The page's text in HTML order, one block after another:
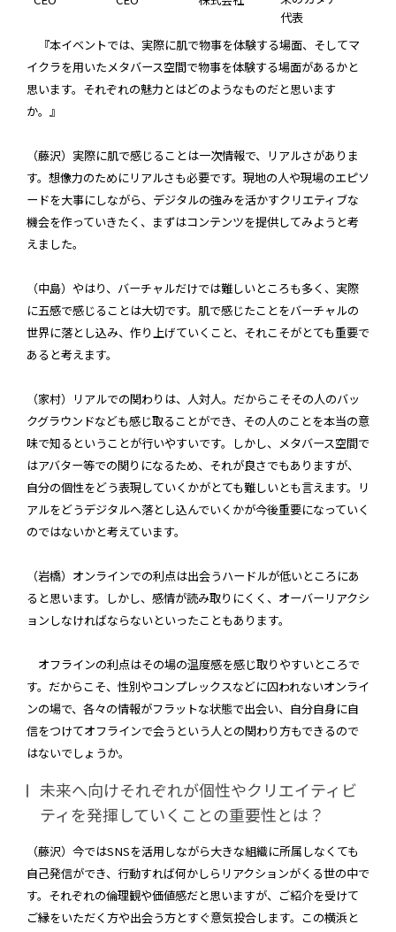
代表
『本イベントでは、実際に肌で物事を体験する場面、そしてマ
イクラを用いたメタバース空間で物事を体験する場面があるかと
思います。それぞれの魅力とはどのようなものだと思います
か。』
（藤沢）実際に肌で感じることは一次情報で、リアルさがありま
す。想像力のためにリアルさも必要です。現地の人や現場のエピソ
ードを大事にしながら、デジタルの強みを活かすクリエティブな
機会を作っていきたく、まずはコンテンツを提供してみようと考
えました。
（中島）やはり、バーチャルだけでは難しいところも多く、実際
に五感で感じることは大切です。肌で感じたことをバーチャルの
世界に落とし込み、作り上げていくこと、それこそがとても重要で
あると考えます。
（家村）リアルでの関わりは、人対人。だからこそその人のバッ
クグラウンドなども感じ取ることができ、その人のことを本当の意
味で知るということが行いやすいです。しかし、メタバース空間で
はアバター等での関りになるため、それが良さでもありますが、
自分の個性をどう表現していくかがとても難しいとも言えます。リ
アルをどうデジタルへ落とし込んでいくかが今後重要になっていく
のではないかと考えています。
（岩橋）オンラインでの利点は出会うハードルが低いところにあ
ると思います。しかし、感情が読み取りにくく、オーバーリアクシ
ョンしなければならないといったこともあります。
オフラインの利点はその場の温度感を感じ取りやすいところで
す。だからこそ、性別やコンプレックスなどに囚われないオンライ
ンの場で、各々の情報がフラットな状態で出会い、自分自身に自
信をつけてオフラインで会うという人との関わり方もできるので
はないでしょうか。
未来へ向けそれぞれが個性やクリエイティビ
ティを発揮していくことの重要性とは？
（藤沢）今ではSNSを活用しながら大きな組織に所属しなくても
自己発信ができ、行動すれば何かしらリアクションがくる世の中で
す。それぞれの倫理観や価値感だと思いますが、ご紹介を受けて
ご縁をいただく方や出会う方とすぐ意気投合します。この横浜と